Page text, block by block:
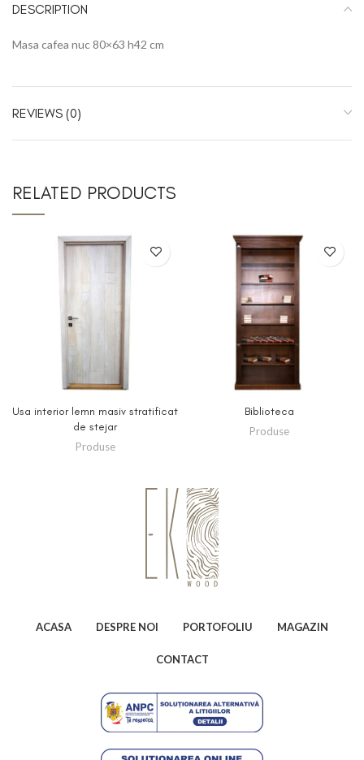
DESCRIPTION
Masa cafea nuc 80×63 h42 cm
REVIEWS (0)
RELATED PRODUCTS
Usa interior lemn masiv stratificat
de stejar
Produse
Biblioteca
Produse
ACASA DESPRE NOI PORTOFOLIU MAGAZIN
CONTACT